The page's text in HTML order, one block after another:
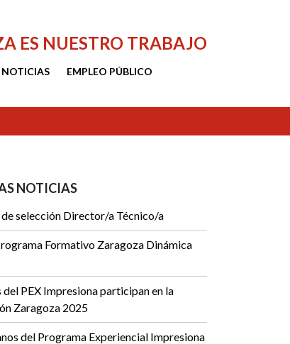
ES NUESTRO TRABAJO
NOTICIAS
EMPLEO PÚBLICO
NOTICIAS
selección Director/a Técnico/a
Formativo Zaragoza Dinámica
del PEX Impresiona participan en la
Zaragoza 2025
del Programa Experiencial Impresiona